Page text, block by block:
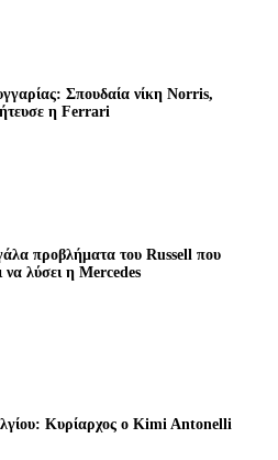
Σπουδαία νίκη Norris,
η Ferrari
προβλήματα του Russell που
να λύσει η Mercedes
Κυρίαρχος ο Kimi Antonelli